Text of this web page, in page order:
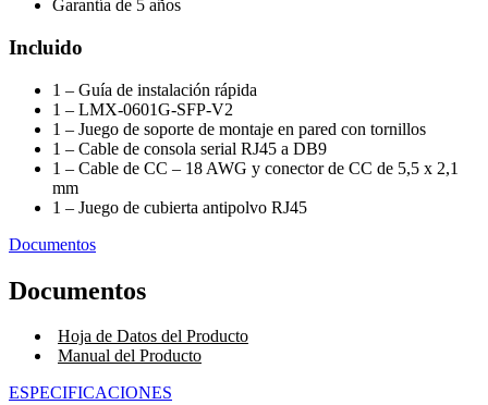
Garantía de 5 años
Incluido
1 – Guía de instalación rápida
1 – LMX-0601G-SFP-V2
1 – Juego de soporte de montaje en pared con tornillos
1 – Cable de consola serial RJ45 a DB9
1 – Cable de CC – 18 AWG y conector de CC de 5,5 x 2,1
mm
1 – Juego de cubierta antipolvo RJ45
Documentos
Documentos
Hoja de Datos del Producto
Manual del Producto
ESPECIFICACIONES